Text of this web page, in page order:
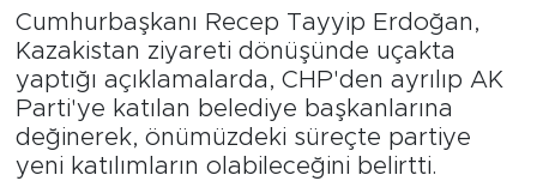
Cumhurbaşkanı Recep Tayyip Erdoğan,
Kazakistan ziyareti dönüşünde uçakta
yaptığı açıklamalarda, CHP'den ayrılıp AK
Parti'ye katılan belediye başkanlarına
değinerek, önümüzdeki süreçte partiye
yeni katılımların olabileceğini belirtti.
Son Dakika Haberleri
Haber Arşivi